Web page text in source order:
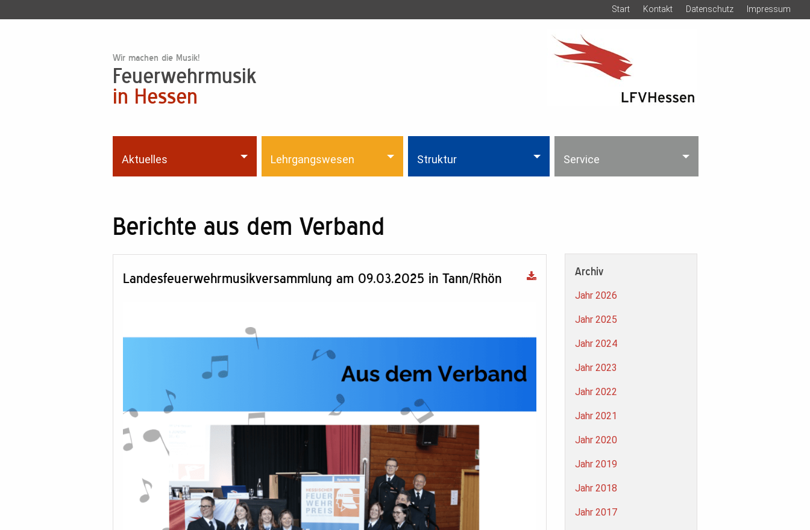
Start Kontakt Datenschutz Impressum
Wir machen die Musik!
Feuerwehrmusik
in Hessen
Aktuelles Lehrgangswesen Struktur Service
Berichte aus dem Verband
Landesfeuerwehrmusikversammlung am 09.03.2025 in Tann/Rhön Archiv
Jahr 2026
Jahr 2025
Jahr 2024
Jahr 2023
Jahr 2022
Jahr 2021
Jahr 2020
Jahr 2019
Jahr 2018
Jahr 2017